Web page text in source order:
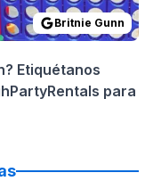
Britnie Gunn
Etiquétanos
para